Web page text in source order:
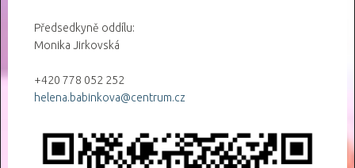
Předsedkyně oddílu:
Monika Jirkovská
+420 778 052 252
helena.babinkova@centrum.cz